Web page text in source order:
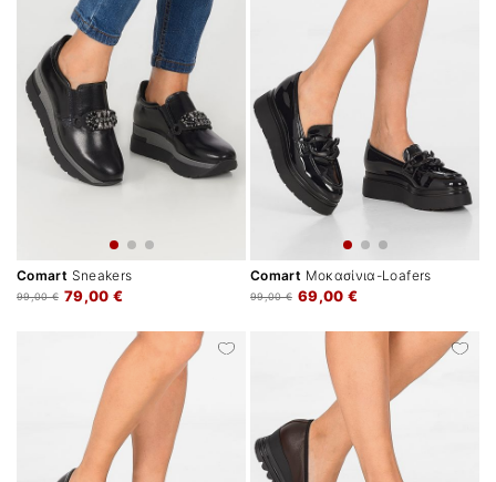
Comart Sneakers
79,00 €
99,00 €
Comart Μοκασίνια-Loafers
69,00 €
99,00 €